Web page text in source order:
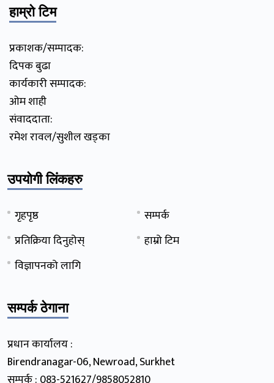
हाम्रो टिम
प्रकाशक/सम्पादक:
दिपक बुढा
कार्यकारी सम्पादक:
ओम शाही
संवाददाता:
रमेश रावल/सुशील खड्का
उपयोगी लिंकहरु
गृहपृष्ठ
सम्पर्क
प्रतिक्रिया दिनुहोस्
हाम्रो टिम
विज्ञापनको लागि
सम्पर्क ठेगाना
प्रधान कार्यालय :
Birendranagar-06, Newroad, Surkhet